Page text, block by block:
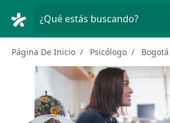
¿Qué estás buscando?
Página De Inicio Psicólogo Bogotá